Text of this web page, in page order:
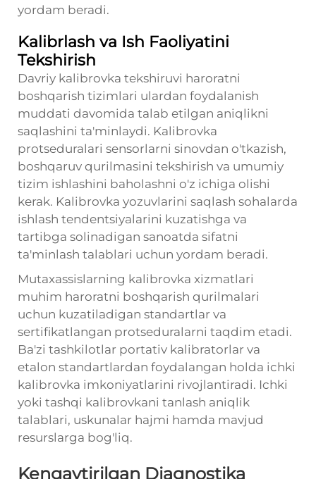
yordam beradi.
Kalibrlash va Ish Faoliyatini
Tekshirish
Davriy kalibrovka tekshiruvi haroratni
boshqarish tizimlari ulardan foydalanish
muddati davomida talab etilgan aniqlikni
saqlashini ta'minlaydi. Kalibrovka
protseduralari sensorlarni sinovdan o'tkazish,
boshqaruv qurilmasini tekshirish va umumiy
tizim ishlashini baholashni o'z ichiga olishi
kerak. Kalibrovka yozuvlarini saqlash sohalarda
ishlash tendentsiyalarini kuzatishga va
tartibga solinadigan sanoatda sifatni
ta'minlash talablari uchun yordam beradi.
Mutaxassislarning kalibrovka xizmatlari
muhim haroratni boshqarish qurilmalari
uchun kuzatiladigan standartlar va
sertifikatlangan protseduralarni taqdim etadi.
Ba'zi tashkilotlar portativ kalibratorlar va
etalon standartlardan foydalangan holda ichki
kalibrovka imkoniyatlarini rivojlantiradi. Ichki
yoki tashqi kalibrovkani tanlash aniqlik
talablari, uskunalar hajmi hamda mavjud
resurslarga bog'liq.
Kengaytirilgan Diagnostika